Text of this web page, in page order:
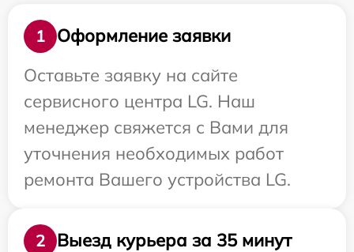
1
Оформление заявки
Оставьте заявку на сайте
сервисного центра LG. Наш
менеджер свяжется с Вами для
уточнения необходимых работ
ремонта Вашего устройства LG.
2
Выезд курьера за 35 минут